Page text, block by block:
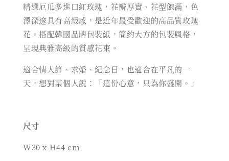
精選厄瓜多進口紅玫瑰，花瓣厚實、花型飽滿，色
澤深邃具有高級感，是近年最受歡迎的高品質玫瑰
花。搭配韓國品牌包裝紙，簡約大方的包裝風格，
呈現典雅高級的質感花束。
適合情人節、求婚、紀念日，也適合在平凡的一
天，想對某個人說：「這份心意，只為你盛開。」
尺寸
W30 x H44 cm